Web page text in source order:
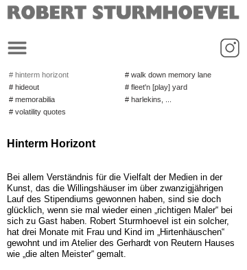
Hinterm Horizont
Bei allem Verständnis für die Vielfalt der Medien in der
Kunst, das die Willingshäuser im über zwanzigjährigen
Lauf des Stipendiums gewonnen haben, sind sie doch
glücklich, wenn sie mal wieder einen „richtigen Maler“ bei
sich zu Gast haben. Robert Sturmhoevel ist ein solcher,
hat drei Monate mit Frau und Kind im „Hirtenhäuschen“
gewohnt und im Atelier des Gerhardt von Reutern Hauses
wie „die alten Meister“ gemalt.
# walk down memory lane
# fleet'n [play] yard
# harlekins, ...
# hinterm horizont
# hideout
# memorabilia
# volatility quotes
_